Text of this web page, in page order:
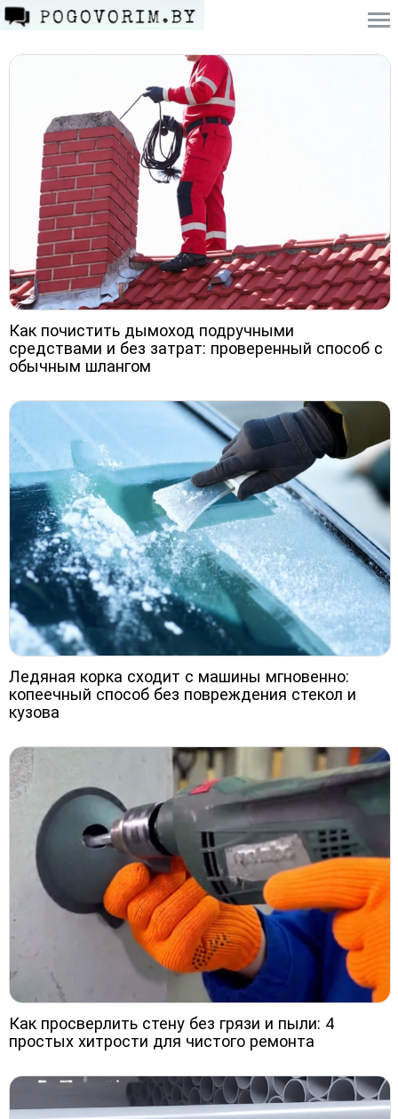
Как почистить дымоход подручными
средствами и без затрат: проверенный способ с
обычным шлангом
Ледяная корка сходит с машины мгновенно:
копеечный способ без повреждения стекол и
кузова
Как просверлить стену без грязи и пыли: 4
простых хитрости для чистого ремонта